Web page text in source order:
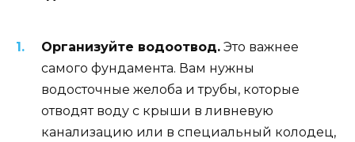
Организуйте водоотвод. Это важнее
самого фундамента. Вам нужны
водосточные желоба и трубы, которые
отводят воду с крыши в ливневую
канализацию или в специальный колодец,